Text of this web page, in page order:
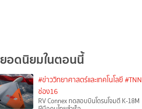
ยอดนิยมในตอนนี้
#ข่าววิทยาศาสตร์และเทคโนโลยี #TNN
ช่อง16
RV Connex ทดสอบบินโดรนโจมตี K-18M